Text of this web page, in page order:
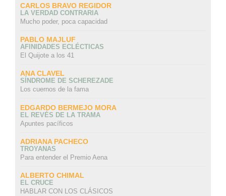
CARLOS BRAVO REGIDOR
LA VERDAD CONTRARIA
Mucho poder, poca capacidad
PABLO MAJLUF
AFINIDADES ECLÉCTICAS
El Quijote a los 41
ANA CLAVEL
SÍNDROME DE SCHEREZADE
Los cuernos de la fama
EDGARDO BERMEJO MORA
EL REVÉS DE LA TRAMA
Apuntes pacíficos
ADRIANA PACHECO
TROYANAS
Para entender el Premio Aena
ALBERTO CHIMAL
EL CRUCE
HABLAR CON LOS CLÁSICOS